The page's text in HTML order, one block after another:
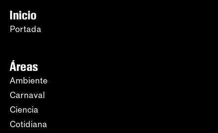
Inicio
Portada
Áreas
Ambiente
Carnaval
Ciencia
Cotidiana